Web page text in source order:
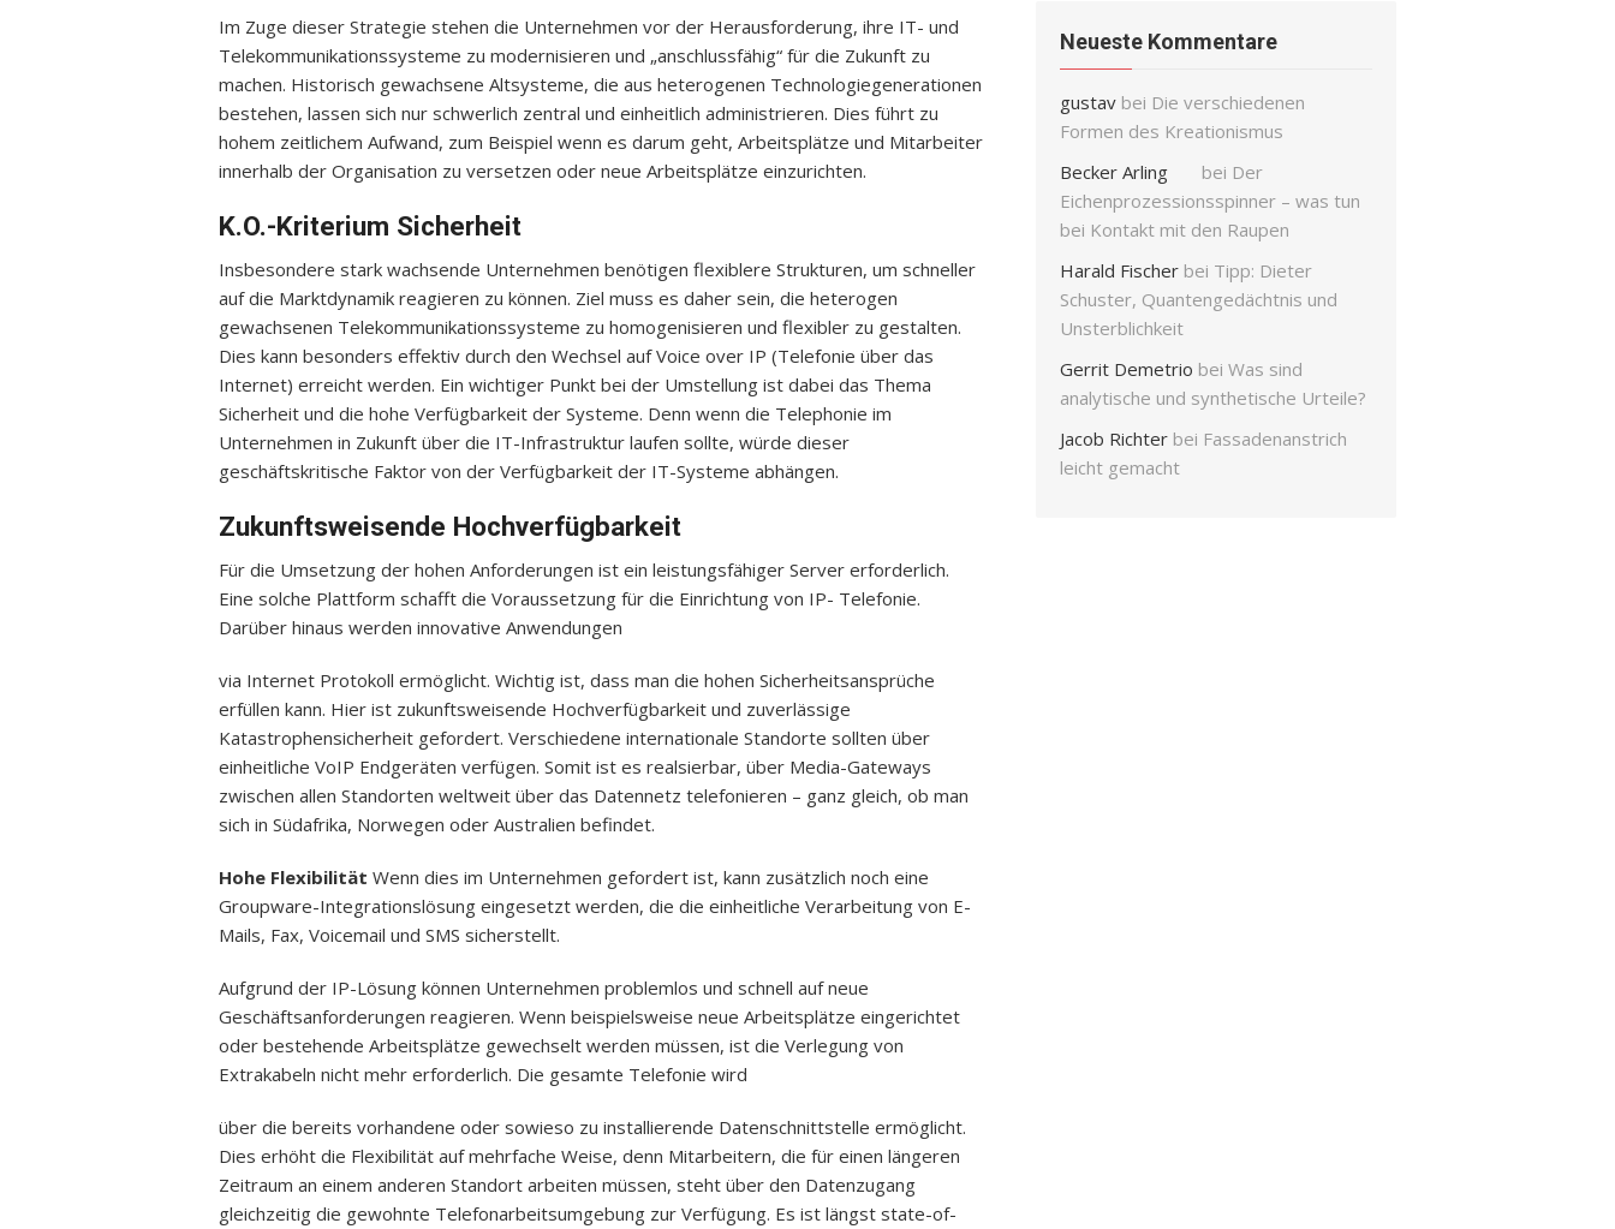
Im Zuge dieser Strategie stehen die Unternehmen vor der Herausforderung, ihre IT- und
Telekommunikationssysteme zu modernisieren und „anschlussfähig“ für die Zukunft zu
machen. Historisch gewachsene Altsysteme, die aus heterogenen Technologiegenerationen
bestehen, lassen sich nur schwerlich zentral und einheitlich administrieren. Dies führt zu
hohem zeitlichem Aufwand, zum Beispiel wenn es darum geht, Arbeitsplätze und Mitarbeiter
innerhalb der Organisation zu versetzen oder neue Arbeitsplätze einzurichten.
K.O.-Kriterium Sicherheit
Insbesondere stark wachsende Unternehmen benötigen flexiblere Strukturen, um schneller
auf die Marktdynamik reagieren zu können. Ziel muss es daher sein, die heterogen
gewachsenen Telekommunikationssysteme zu homogenisieren und flexibler zu gestalten.
Dies kann besonders effektiv durch den Wechsel auf Voice over IP (Telefonie über das
Internet) erreicht werden. Ein wichtiger Punkt bei der Umstellung ist dabei das Thema
Sicherheit und die hohe Verfügbarkeit der Systeme. Denn wenn die Telephonie im
Unternehmen in Zukunft über die IT-Infrastruktur laufen sollte, würde dieser
geschäftskritische Faktor von der Verfügbarkeit der IT-Systeme abhängen.
Zukunftsweisende Hochverfügbarkeit
Für die Umsetzung der hohen Anforderungen ist ein leistungsfähiger Server erforderlich.
Eine solche Plattform schafft die Voraussetzung für die Einrichtung von IP- Telefonie.
Darüber hinaus werden innovative Anwendungen
via Internet Protokoll ermöglicht. Wichtig ist, dass man die hohen Sicherheitsansprüche
erfüllen kann. Hier ist zukunftsweisende Hochverfügbarkeit und zuverlässige
Katastrophensicherheit gefordert. Verschiedene internationale Standorte sollten über
einheitliche VoIP Endgeräten verfügen. Somit ist es realsierbar, über Media-Gateways
zwischen allen Standorten weltweit über das Datennetz telefonieren – ganz gleich, ob man
sich in Südafrika, Norwegen oder Australien befindet.
Hohe Flexibilität Wenn dies im Unternehmen gefordert ist, kann zusätzlich noch eine
Groupware-Integrationslösung eingesetzt werden, die die einheitliche Verarbeitung von E-
Mails, Fax, Voicemail und SMS sicherstellt.
Aufgrund der IP-Lösung können Unternehmen problemlos und schnell auf neue
Geschäftsanforderungen reagieren. Wenn beispielsweise neue Arbeitsplätze eingerichtet
oder bestehende Arbeitsplätze gewechselt werden müssen, ist die Verlegung von
Extrakabeln nicht mehr erforderlich. Die gesamte Telefonie wird
über die bereits vorhandene oder sowieso zu installierende Datenschnittstelle ermöglicht.
Dies erhöht die Flexibilität auf mehrfache Weise, denn Mitarbeitern, die für einen längeren
Zeitraum an einem anderen Standort arbeiten müssen, steht über den Datenzugang
gleichzeitig die gewohnte Telefonarbeitsumgebung zur Verfügung. Es ist längst state-of-
Neueste Kommentare
gustav bei Die verschiedenen
Formen des Kreationismus
Becker Arling
bei Der
Eichenprozessionsspinner – was tun
bei Kontakt mit den Raupen
Harald Fischer bei Tipp: Dieter
Schuster, Quantengedächtnis und
Unsterblichkeit
Gerrit Demetrio bei Was sind
analytische und synthetische Urteile?
Jacob Richter bei Fassadenanstrich
leicht gemacht